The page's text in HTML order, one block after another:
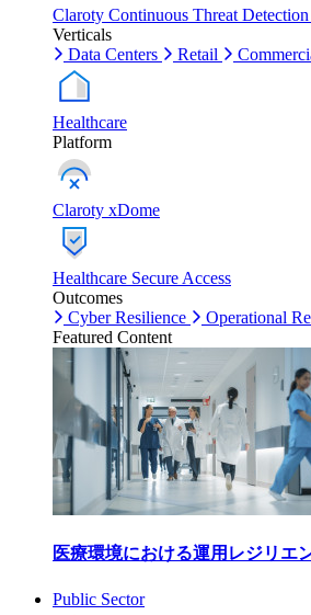
Claroty Continuous Threat
Verticals
Data Centers
Retail
Healthcare
Platform
Claroty xDome
Healthcare Secure Access
Outcomes
Cyber Resilience
Operational
Featured Content
医療環境における運用レジリエ
Public Sector